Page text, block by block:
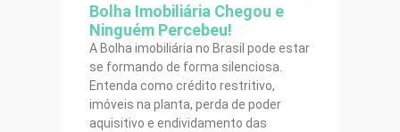
Bolha Imobiliária Chegou e
Ninguém Percebeu!
A Bolha imobiliária no Brasil pode estar
se formando de forma silenciosa.
Entenda como crédito restritivo,
imóveis na planta, perda de poder
aquisitivo e endividamento das